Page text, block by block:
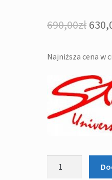
690,00zł
Najniższa cena w